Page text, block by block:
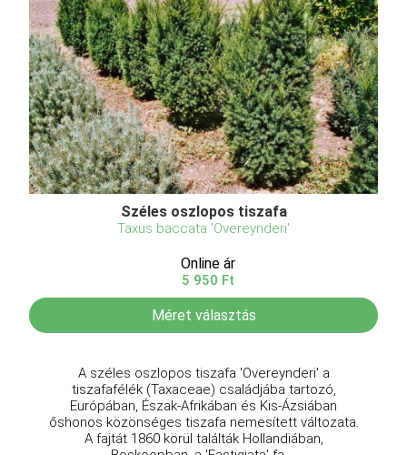
Széles oszlopos tiszafa
Taxus baccata 'Overeynderi'
Online ár
5 950 Ft
Méret választás
A széles oszlopos tiszafa 'Overeynderi' a
tiszafafélék (Taxaceae) családjába tartozó,
Európában, Észak-Afrikában és Kis-Ázsiában
őshonos közönséges tiszafa nemesített változata.
A fajtát 1860 körül találták Hollandiában,